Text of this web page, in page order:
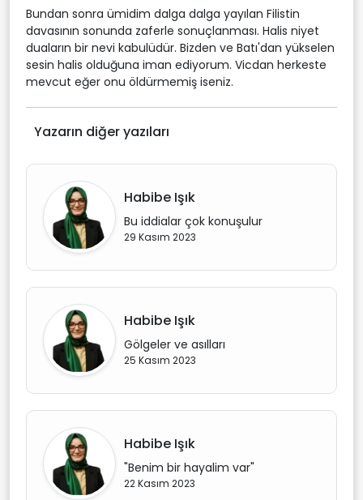
Bundan sonra ümidim dalga dalga yayılan Filistin
davasının sonunda zaferle sonuçlanması. Halis niyet
duaların bir nevi kabulüdür. Bizden ve Batı'dan yükselen
sesin halis olduğuna iman ediyorum. Vicdan herkeste
mevcut eğer onu öldürmemiş iseniz.
Yazarın diğer yazıları
Habibe Işık
Bu iddialar çok konuşulur
29 Kasım 2023
Habibe Işık
Gölgeler ve asılları
25 Kasım 2023
Habibe Işık
"Benim bir hayalim var"
22 Kasım 2023